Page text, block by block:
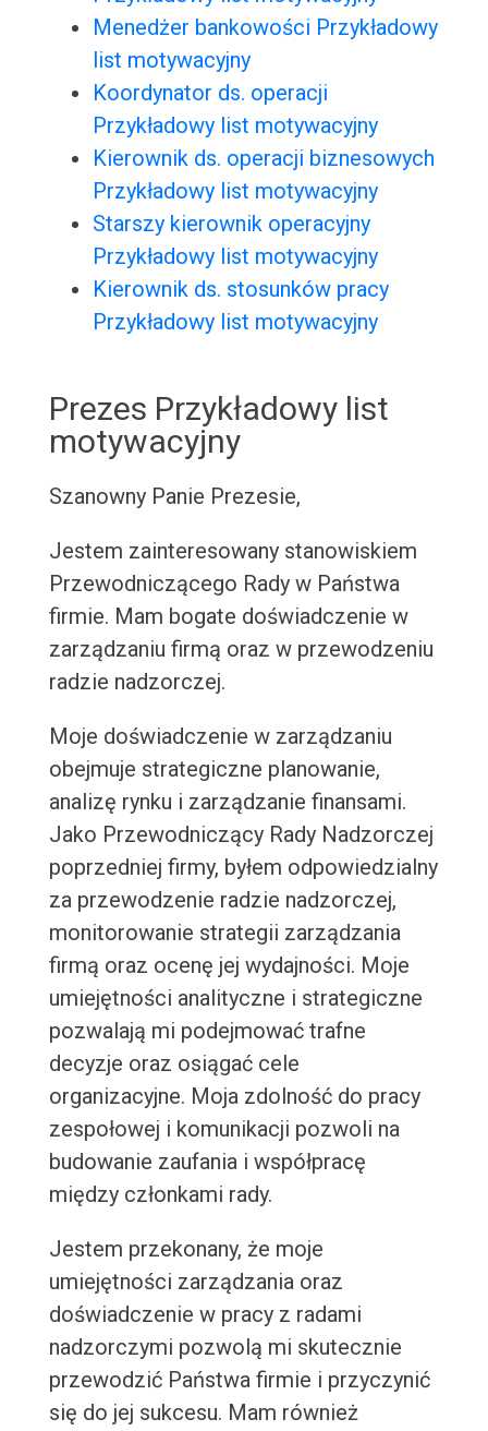
Menedżer bankowości Przykładowy
list motywacyjny
Koordynator ds. operacji
Przykładowy list motywacyjny
Kierownik ds. operacji biznesowych
Przykładowy list motywacyjny
Starszy kierownik operacyjny
Przykładowy list motywacyjny
Kierownik ds. stosunków pracy
Przykładowy list motywacyjny
Prezes Przykładowy list
motywacyjny
Szanowny Panie Prezesie,
Jestem zainteresowany stanowiskiem
Przewodniczącego Rady w Państwa
firmie. Mam bogate doświadczenie w
zarządzaniu firmą oraz w przewodzeniu
radzie nadzorczej.
Moje doświadczenie w zarządzaniu
obejmuje strategiczne planowanie,
analizę rynku i zarządzanie finansami.
Jako Przewodniczący Rady Nadzorczej
poprzedniej firmy, byłem odpowiedzialny
za przewodzenie radzie nadzorczej,
monitorowanie strategii zarządzania
firmą oraz ocenę jej wydajności. Moje
umiejętności analityczne i strategiczne
pozwalają mi podejmować trafne
decyzje oraz osiągać cele
organizacyjne. Moja zdolność do pracy
zespołowej i komunikacji pozwoli na
budowanie zaufania i współpracę
między członkami rady.
Jestem przekonany, że moje
umiejętności zarządzania oraz
doświadczenie w pracy z radami
nadzorczymi pozwolą mi skutecznie
przewodzić Państwa firmie i przyczynić
się do jej sukcesu. Mam również